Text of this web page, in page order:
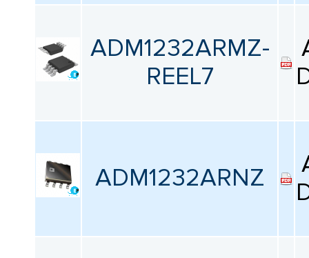
ADM1232ARMZ-
REEL7
ADM1232ARNZ